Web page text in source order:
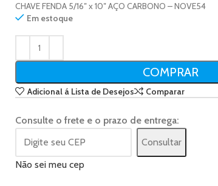
CHAVE FENDA 5/16″ x 10″ AÇO CARBONO – NOVE54
Em estoque
COMPRAR
Adicional á Lista de Desejos Comparar
Consulte o frete e o prazo de entrega:
Consultar
Não sei meu cep